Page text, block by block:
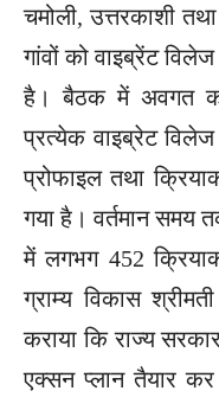
चमोली, उत्तरकाशी
गांवों को वाइब्रेंट
है। बैठक में अवगत
प्रत्येक वाइब्रेट
प्रोफाइल तथा
गया है। वर्तमान समय
में लगभग 452
ग्राम्य विकास
कराया कि राज्य
एक्सन प्लान तैयार कर